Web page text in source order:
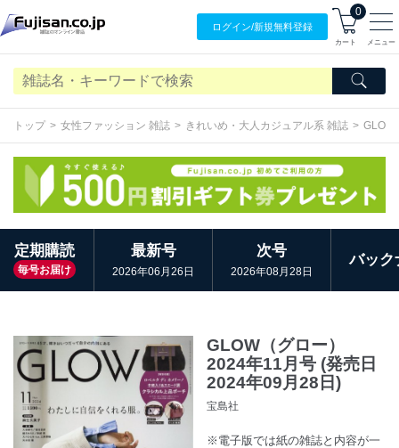
ログイン/新規無料登録
0
カート メニュー
トップ 女性ファッション 雑誌 きれいめ・大人カジュアル系 雑誌 GLOW
定期購読
毎号お届け
最新号
2026年06月26日
次号
2026年08月28日
バック
GLOW（グロー）
2024年11月号 (発売日
2024年09月28日)
宝島社
※電子版では紙の雑誌と内容が一